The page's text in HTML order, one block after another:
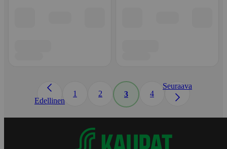
Edellinen
1 2 3 4
Seuraava